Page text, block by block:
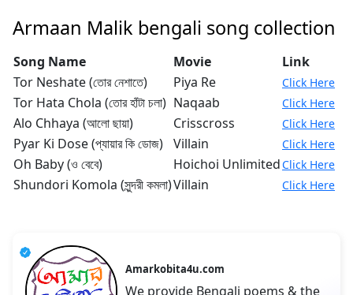
Armaan Malik bengali song collection
Song Name Movie
Link
Tor Neshate (তোর নেশাতে)
Piya Re Click Here
Tor Hata Chola (তোর হাঁটা চলা) Naqaab Click Here
Alo Chhaya (আলো ছায়া) Crisscross Click Here
Pyar Ki Dose (প্যায়ার কি ডোজ) Villain Click Here
Oh Baby (ও বেবে) Hoichoi UnlimitedClick Here
Shundori Komola (সুন্দরী কমলা)Villain Click Here
Amarkobita4u.com
We provide Bengali poems & the